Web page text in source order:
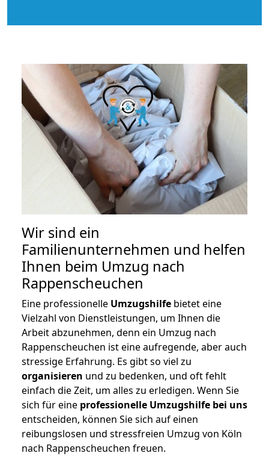
Wir sind ein
Familienunternehmen und helfen
Ihnen beim Umzug nach
Rappenscheuchen
Eine professionelle Umzugshilfe bietet eine
Vielzahl von Dienstleistungen, um Ihnen die
Arbeit abzunehmen, denn ein Umzug nach
Rappenscheuchen ist eine aufregende, aber auch
stressige Erfahrung. Es gibt so viel zu
organisieren und zu bedenken, und oft fehlt
einfach die Zeit, um alles zu erledigen. Wenn Sie
sich für eine professionelle Umzugshilfe bei uns
entscheiden, können Sie sich auf einen
reibungslosen und stressfreien Umzug von Köln
nach Rappenscheuchen freuen.